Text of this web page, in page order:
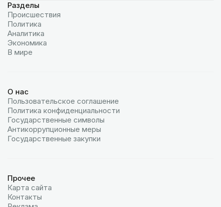
Разделы
Происшествия
Политика
Аналитика
Экономика
В мире
О нас
Пользовательское соглашение
Политика конфиденциальности
Государственные символы
Антикоррупционные меры
Государственные закупки
Прочее
Карта сайта
Контакты